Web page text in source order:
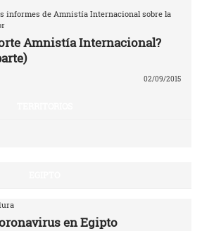
informes de Amnistía Internacional sobre la
Amnistía Internacional?
02/09/2015
en Egipto